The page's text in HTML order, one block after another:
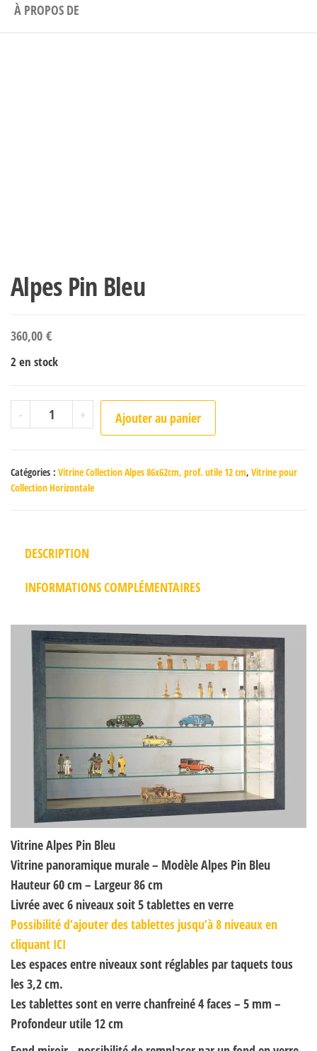
À PROPOS DE
Alpes Pin Bleu
360,00 €
2 en stock
- quantité de Alpes Pin Bleu
+ Ajouter au panier
Catégories : Vitrine Collection Alpes 86x62cm, prof. utile 12 cm, Vitrine pour
Collection Horizontale
DESCRIPTION
INFORMATIONS COMPLÉMENTAIRES
Vitrine Alpes Pin Bleu
Vitrine panoramique murale – Modèle Alpes Pin Bleu
Hauteur 60 cm – Largeur 86 cm
Livrée avec 6 niveaux soit 5 tablettes en verre
Possibilité d’ajouter des tablettes jusqu’à 8 niveaux en
cliquant ICI
Les espaces entre niveaux sont réglables par taquets tous
les 3,2 cm.
Les tablettes sont en verre chanfreiné 4 faces – 5 mm –
Profondeur utile 12 cm